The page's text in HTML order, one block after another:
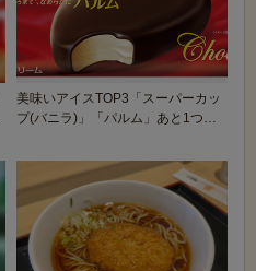
美味いアイスTOP3「スーパーカッ
プ(バニラ)」「パルム」あと1つ